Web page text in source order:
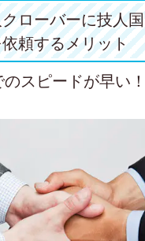
ローバーに技人
頼するメリット
のスピードが早い